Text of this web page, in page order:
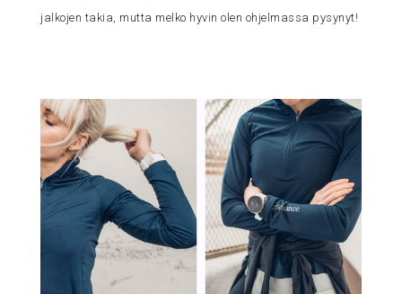
jalkojen takia, mutta melko hyvin olen ohjelmassa pysynyt!